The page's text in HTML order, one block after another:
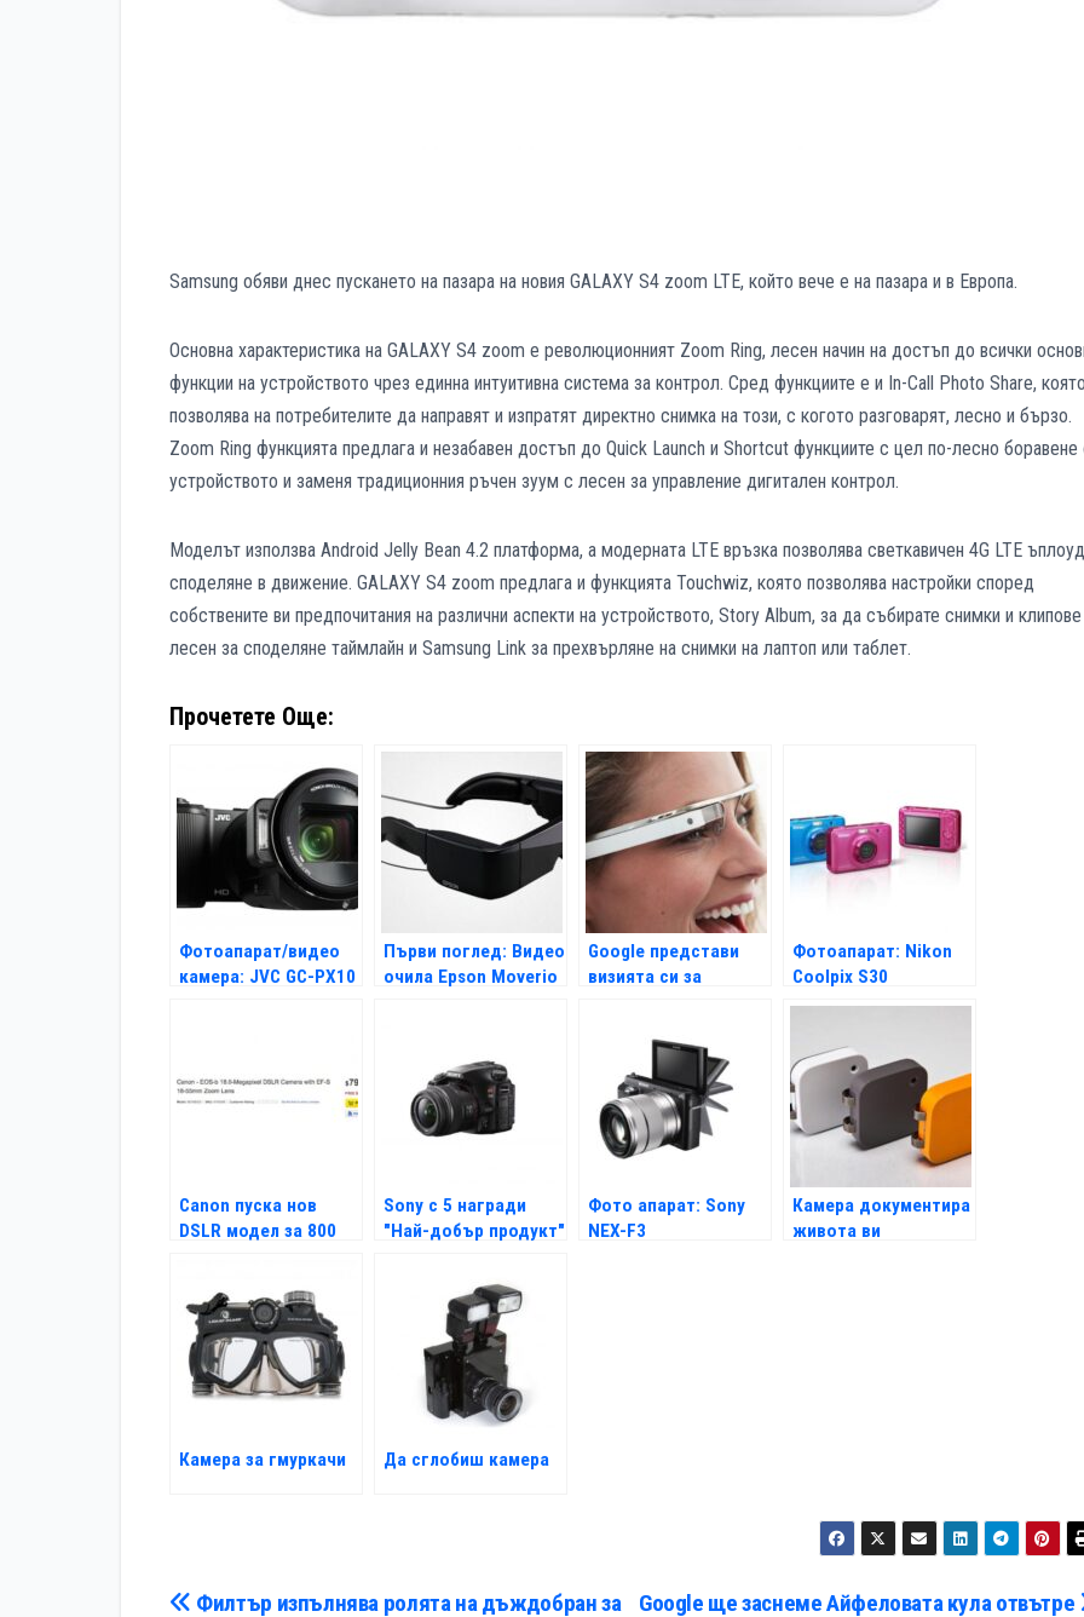
Samsung обяви днес пускането на пазара на новия GALAXY S4 zoom LTE, който вече е на пазара и в Европа.
Основна характеристика на GALAXY S4 zoom е революционният Zoom Ring, лесен начин на достъп до всички
функции на устройството чрез единна интуитивна система за контрол. Сред функциите е и In-Call Photo Share, която
позволява на потребителите да направят и изпратят директно снимка на този, с когото разговарят, лесно и бързо.
Zoom Ring функцията предлага и незабавен достъп до Quick Launch и Shortcut функциите с цел по-лесно боравене
устройството и заменя традиционния ръчен зуум с лесен за управление дигитален контрол.
Моделът използва Android Jelly Bean 4.2 платформа, а модерната LTE връзка позволява светкавичен 4G LTE
споделяне в движение. GALAXY S4 zoom предлага и функцията Touchwiz, която позволява настройки според
собствените ви предпочитания на различни аспекти на устройството, Story Album, за да събирате снимки и клипове
лесен за споделяне таймлайн и Samsung Link за прехвърляне на снимки на лаптоп или таблет.
Прочетете Още:
Фотоапарат/видео
камера: JVC GC-PX10
Първи поглед: Видео
очила Epson Moverio
Google представи
визията си за
Фотоапарат: Nikon
Coolpix S30
Canon пуска нов
DSLR модел за 800
Sony с 5 награди
"Най-добър продукт"
Фото апарат: Sony
NEX-F3
Камера документира
живота ви
Камера за гмуркачи Да сглобиш камера
Google ще заснеме Айфеловата кула отвътре
Филтър изпълнява ролята на дъждобран за